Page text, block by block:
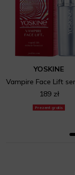
Prezent gratis
YOSKINE
189 zł